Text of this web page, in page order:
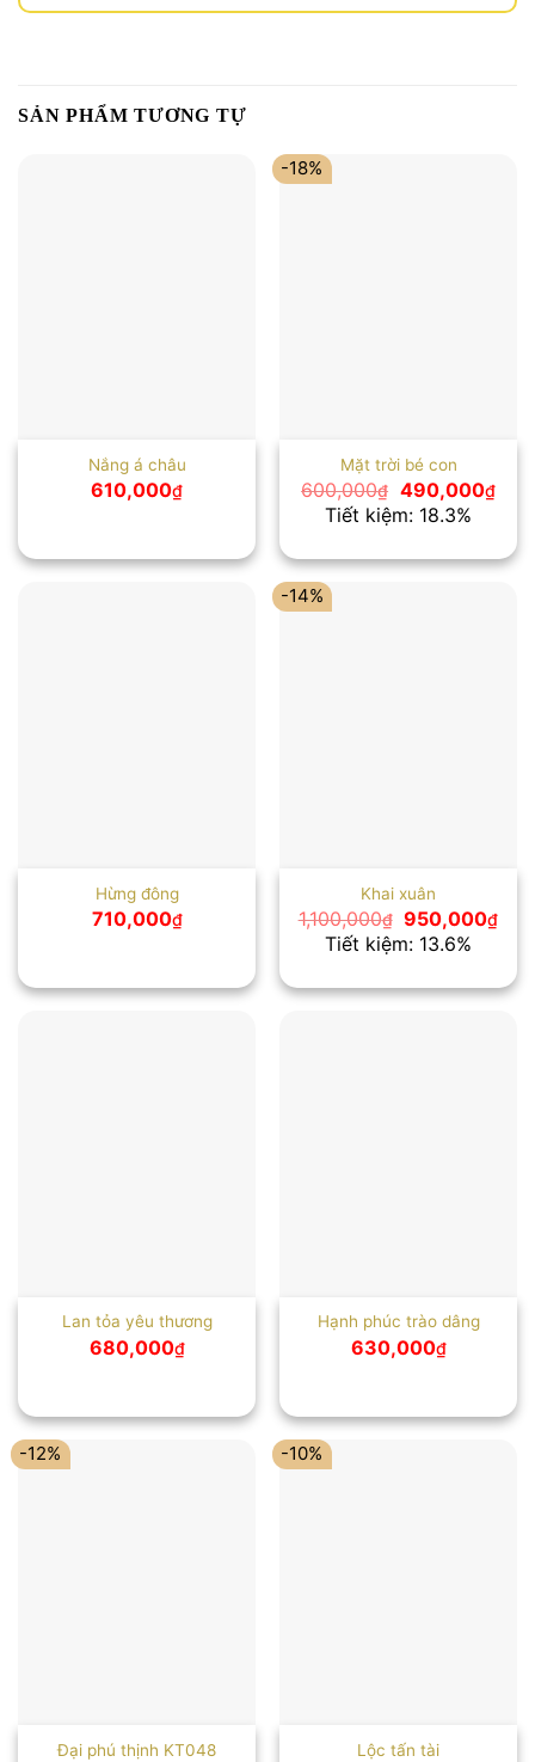
SẢN PHẨM TƯƠNG TỰ
Nắng á châu
610,000₫
-18%
Mặt trời bé con
600,000₫ Giá
gốc
là:
490,000₫Giá
hiện
là:
Tiết kiệm: 18.3%
Hừng đông
710,000₫
-14%
Khai xuân
1,100,000₫ Giá
gốc
là:
950,000₫Giá
là:
Tiết kiệm: 13.6%
Lan tỏa yêu thương
680,000₫
Hạnh phúc trào dâng
630,000₫
-12%
Đại phú thịnh KT048
-10%
Lộc tấn tài